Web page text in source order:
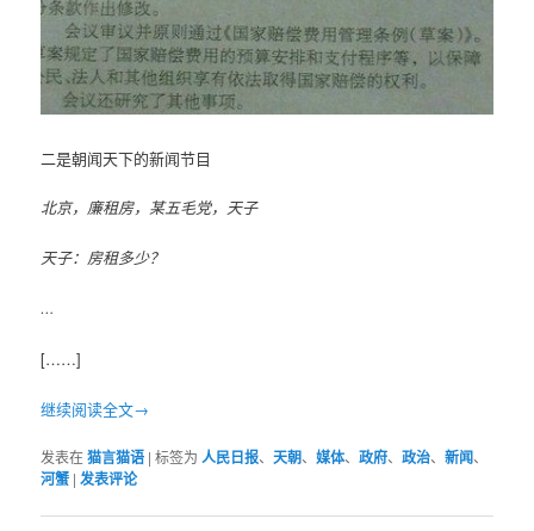
二是朝闻天下的新闻节目
北京，廉租房，某五毛党，天子
天子：房租多少？
…
[……]
继续阅读全文→
发表在猫言猫语 |标签为 人民日报、天朝、媒体、政府、政治、新闻、
河蟹 |发表评论